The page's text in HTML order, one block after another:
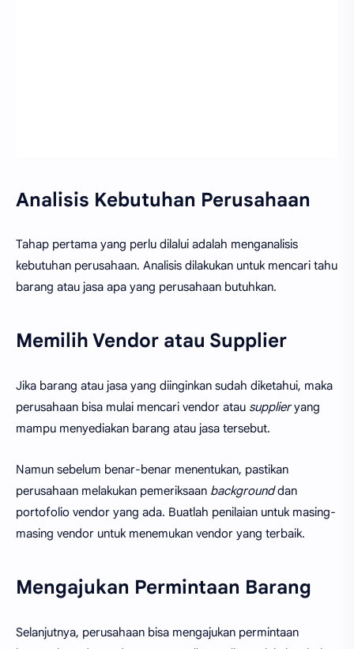
Analisis Kebutuhan Perusahaan
Tahap pertama yang perlu dilalui adalah menganalisis
kebutuhan perusahaan. Analisis dilakukan untuk mencari tahu
barang atau jasa apa yang perusahaan butuhkan.
Memilih Vendor atau Supplier
Jika barang atau jasa yang diinginkan sudah diketahui, maka
perusahaan bisa mulai mencari vendor atau supplieryang
mampu menyediakan barang atau jasa tersebut.
Namun sebelum benar-benar menentukan, pastikan
perusahaan melakukan pemeriksaan backgrounddan
portofolio vendor yang ada. Buatlah penilaian untuk masing-
masing vendor untuk menemukan vendor yang terbaik.
Mengajukan Permintaan Barang
Selanjutnya, perusahaan bisa mengajukan permintaan